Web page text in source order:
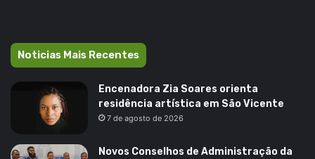
Noticias Mais Recentes
Encenadora Zia Soares orienta
residência artística em São Vicente
7 de agosto de 2026
Novos Conselhos de Administração da